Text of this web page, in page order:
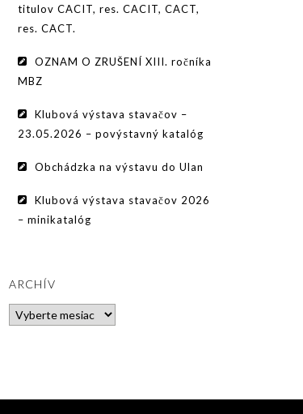
titulov CACIT, res. CACIT, CACT,
res. CACT.
OZNAM O ZRUŠENÍ XIII. ročníka
MBZ
Klubová výstava stavačov –
23.05.2026 – povýstavný katalóg
Obchádzka na výstavu do Ulan
Klubová výstava stavačov 2026
– minikatalóg
ARCHÍV
Archív